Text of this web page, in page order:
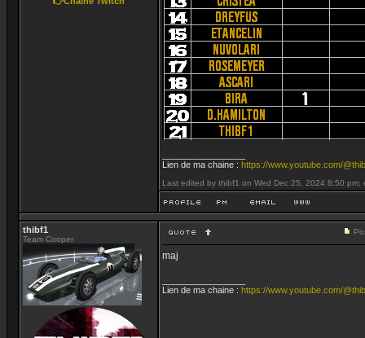
Lien de ma chaine : https://www.youtube.com/
Last edited by thibf1 on Wed Dec 25, 2024 8:50 pm;
thibf1
Team Cooper
maj
Lien de ma chaine : https://www.youtube.com/